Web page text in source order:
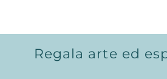
Regala arte ed